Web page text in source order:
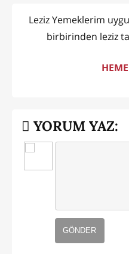
Leziz Yemeklerim
birbirinden leziz
YORUM YAZ:
GÖNDER